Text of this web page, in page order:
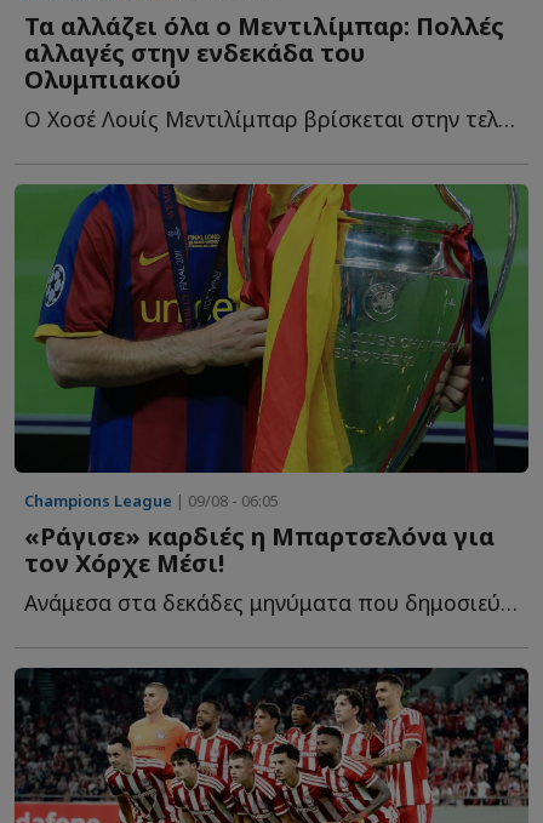
Τα αλλάζει όλα ο Μεντιλίμπαρ: Πολλές
αλλαγές στην ενδεκάδα του
Ολυμπιακού
Ο Χοσέ Λουίς Μεντιλίμπαρ βρίσκεται στην τελική ευθεία τ...
Champions League | 09/08 - 06:05
«Ράγισε» καρδιές η Μπαρτσελόνα για
τον Χόρχε Μέσι!
Ανάμεσα στα δεκάδες μηνύματα που δημοσιεύθηκαν τις τ...